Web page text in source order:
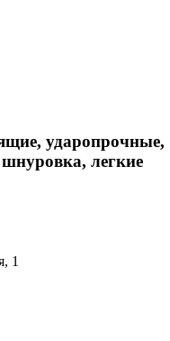
ударопрочные,
легкие
1